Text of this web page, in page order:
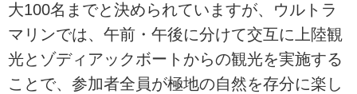
大100名までと決められていますが、ウルトラ
マリンでは、午前・午後に分けて交互に上陸観
光とゾディアックボートからの観光を実施する
ことで、参加者全員が極地の自然を存分に楽し